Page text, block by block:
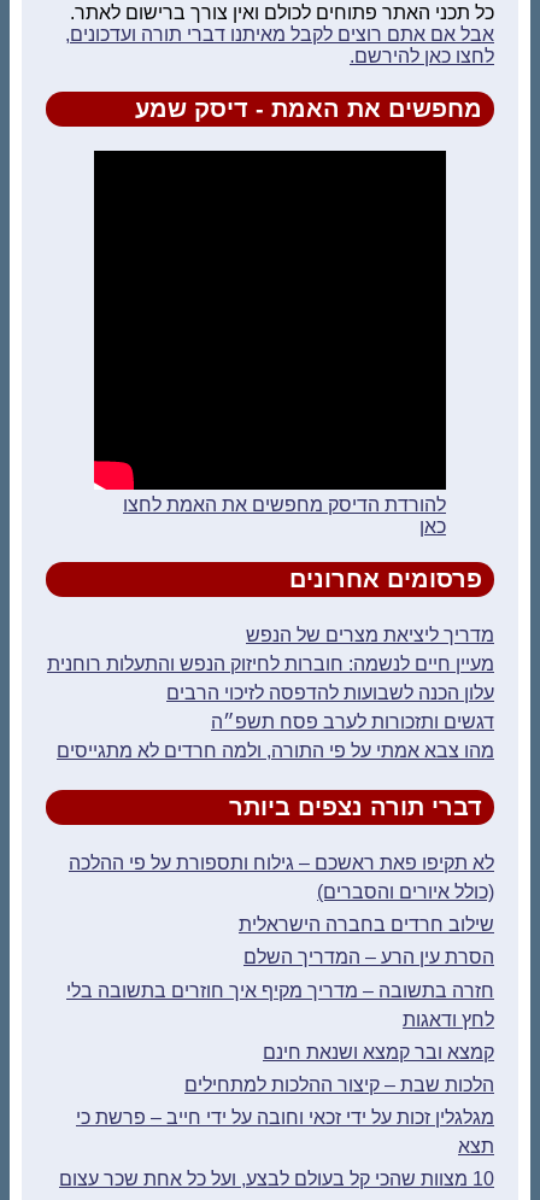
כל תכני האתר פתוחים לכולם ואין צורך ברישום לאתר.
אבל אם אתם רוצים לקבל מאיתנו דברי תורה ועדכונים,
לחצו כאן להירשם.
מחפשים את האמת - דיסק שמע
להורדת הדיסק מחפשים את האמת לחצו
כאן
פרסומים אחרונים
מדריך ליציאת מצרים של הנפש
מעיין חיים לנשמה: חוברות לחיזוק הנפש והתעלות רוחנית
עלון הכנה לשבועות להדפסה לזיכוי הרבים
דגשים ותזכורות לערב פסח תשפ״ה
מהו צבא אמתי על פי התורה, ולמה חרדים לא מתגייסים
דברי תורה נצפים ביותר
לא תקיפו פאת ראשכם – גילוח ותספורת על פי ההלכה
(כולל איורים והסברים)
שילוב חרדים בחברה הישראלית
הסרת עין הרע – המדריך השלם
חזרה בתשובה – מדריך מקיף איך חוזרים בתשובה בלי
לחץ ודאגות
קמצא ובר קמצא ושנאת חינם
הלכות שבת – קיצור ההלכות למתחילים
מגלגלין זכות על ידי זכאי וחובה על ידי חייב – פרשת כי
תצא
10 מצוות שהכי קל בעולם לבצע, ועל כל אחת שכר עצום